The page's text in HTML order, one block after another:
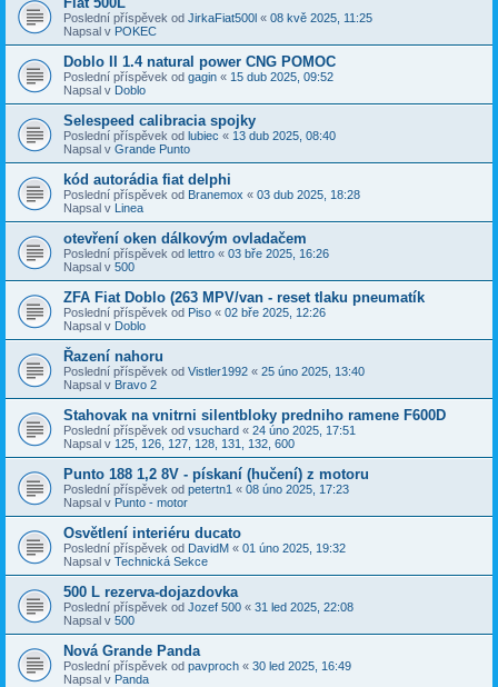
Poslední příspěvek od JirkaFiat500l « 08 kvě 2025, 11:25
Napsal v POKEC
Doblo II 1.4 natural power CNG POMOC
Poslední příspěvek od gagin « 15 dub 2025, 09:52
Napsal v Doblo
Selespeed calibracia spojky
Poslední příspěvek od lubiec « 13 dub 2025, 08:40
Napsal v Grande Punto
kód autorádia fiat delphi
Poslední příspěvek od Branemox « 03 dub 2025, 18:28
Napsal v Linea
otevření oken dálkovým ovladačem
Poslední příspěvek od lettro « 03 bře 2025, 16:26
Napsal v 500
ZFA Fiat Doblo (263 MPV/van - reset tlaku pneumatík
Poslední příspěvek od Piso « 02 bře 2025, 12:26
Napsal v Doblo
Řazení nahoru
Poslední příspěvek od Vistler1992 « 25 úno 2025, 13:40
Napsal v Bravo 2
Stahovak na vnitrni silentbloky predniho ramene F600D
Poslední příspěvek od vsuchard « 24 úno 2025, 17:51
Napsal v 125, 126, 127, 128, 131, 132, 600
Punto 188 1,2 8V - pískaní (hučení) z motoru
Poslední příspěvek od petertn1 « 08 úno 2025, 17:23
Napsal v Punto - motor
Osvětlení interiéru ducato
Poslední příspěvek od DavidM « 01 úno 2025, 19:32
Napsal v Technická Sekce
500 L rezerva-dojazdovka
Poslední příspěvek od Jozef 500 « 31 led 2025, 22:08
Napsal v 500
Nová Grande Panda
Poslední příspěvek od pavproch « 30 led 2025, 16:49
Napsal v Panda